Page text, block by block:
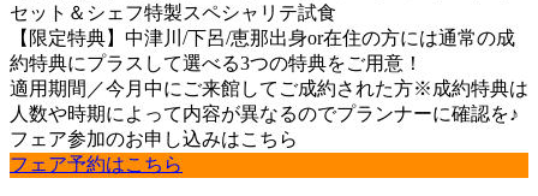
セット＆シェフ特製スペシャリテ試食
【限定特典】中津川/下呂/恵那出身or在住の方には通常の成
約特典にプラスして選べる3つの特典をご用意！
適用期間／今月中にご来館してご成約された方※成約特典は
人数や時期によって内容が異なるのでプランナーに確認を♪
フェア参加のお申し込みはこちら
フェア予約はこちら